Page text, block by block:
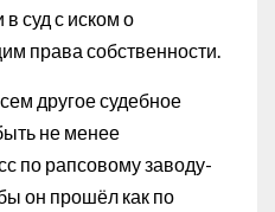
суд с иском о
права собственности.
другое судебное
не менее
по рапсовому заводу-
он прошёл как по